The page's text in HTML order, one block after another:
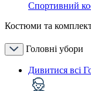
Спортивний
Костюми та
Головні убори
Дивитися всі